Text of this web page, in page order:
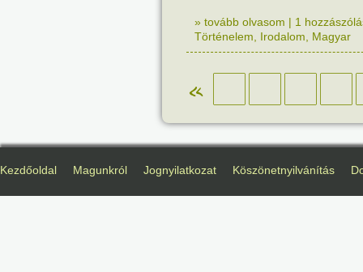
» tovább olvasom | 1
Történelem
Irodalom Magyar
«
Kezdőoldal Magunkról Jognyilatkozat Köszönetnyilvánítás